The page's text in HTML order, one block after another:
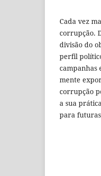
Cada vez
corrupção.
divisão do
perfil
campanhas
mente
corrupção
a sua
para